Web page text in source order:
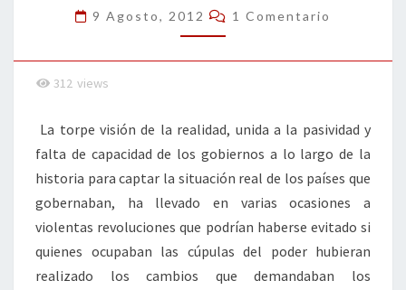
NEGRO
9 Agosto, 2012 Comentarios
1 Comentario
312 views
La torpe visión de la realidad, unida a la pasividad y
falta de capacidad de los gobiernos a lo largo de la
historia para captar la situación real de los países que
gobernaban, ha llevado en varias ocasiones a
violentas revoluciones que podrían haberse evitado si
quienes ocupaban las cúpulas del poder hubieran
realizado los cambios que demandaban los